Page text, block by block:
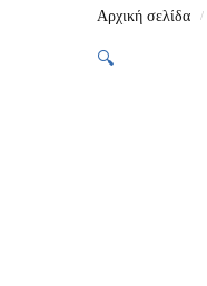
Αρχική σελίδα /
🔍